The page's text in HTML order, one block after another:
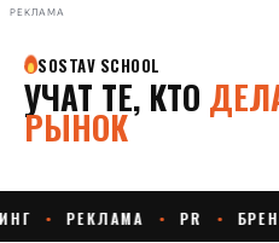
РЕКЛАМА